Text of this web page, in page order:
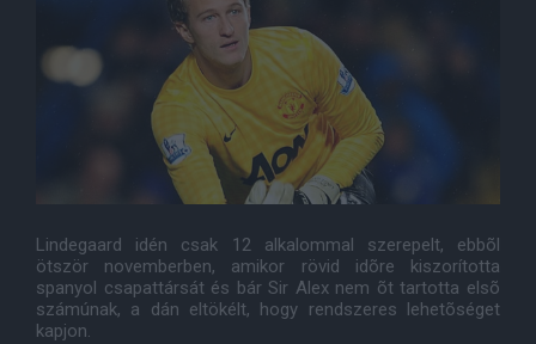
Lindegaard idén csak 12 alkalommal szerepelt, ebbõl
ötször novemberben, amikor rövid idõre kiszorította
spanyol csapattársát és bár Sir Alex nem õt tartotta elsõ
számúnak, a dán eltökélt, hogy rendszeres lehetõséget
kapjon.